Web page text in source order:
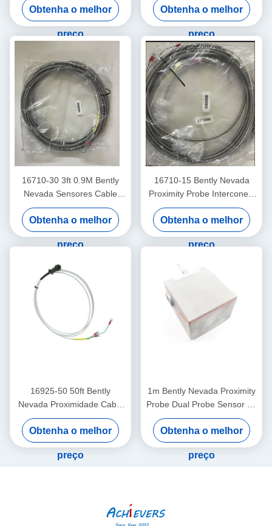
Transducer Assembléia
Obtenha o melhor
preço
Proximidade de Alta
Temperatura
Obtenha o melhor
preço
16710-30 3ft 0.9M Bently
Nevada Sensores Cable
Interconect
Obtenha o melhor
preço
16710-15 Bently Nevada
Proximity Probe Interconect
Cable com blindagem -15 -
C
Obtenha o melhor
preço
16925-50 50ft Bently
Nevada Proximidade Cable
Interconect sem blindagem
Obtenha o melhor
preço
1m Bently Nevada Proximity
Probe Dual Probe Sensor de
vibração 26530-12-10-00-
000-309-00-03-01
Obtenha o melhor
preço